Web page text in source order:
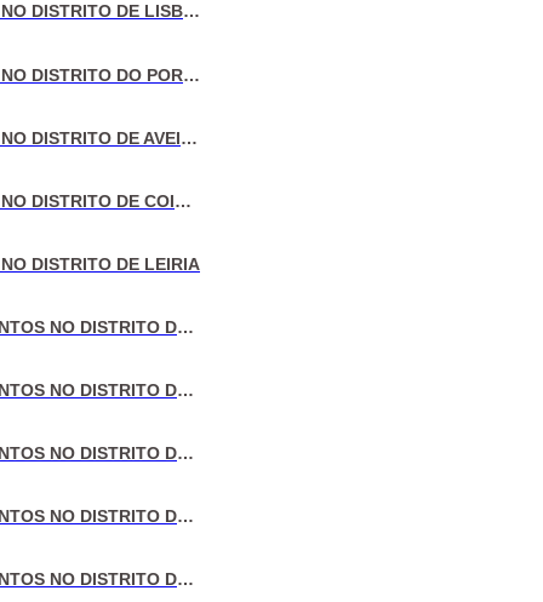
VENDA DE MORADIAS NO DISTRITO DE LISBOA
VENDA DE MORADIAS NO DISTRITO DO PORTO
VENDA DE MORADIAS NO DISTRITO DE AVEIRO
VENDA DE MORADIAS NO DISTRITO DE COIMBRA
DISTRITO DE LEIRIA
VENDA DE APARTAMENTOS NO DISTRITO DE LISBOA
VENDA DE APARTAMENTOS NO DISTRITO DO PORTO
VENDA DE APARTAMENTOS NO DISTRITO DE AVEIRO
VENDA DE APARTAMENTOS NO DISTRITO DE COIMBRA
VENDA DE APARTAMENTOS NO DISTRITO DE LEIRIA